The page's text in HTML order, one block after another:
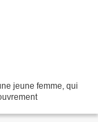
jeune femme, qui